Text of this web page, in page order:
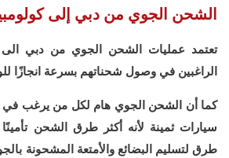
الشحن الجوي من دبي إلى
تعتمد عمليات الشحن الجوي من دبي الى
الراغبين في وصول شحناتهم بسرعة انجازًا
كما أن الشحن الجوي هام لكل من يرغب في
سيارات ثمينة لأنه أكثر طرق الشحن
طرق لتسليم البضائع والأمتعة المشحونة